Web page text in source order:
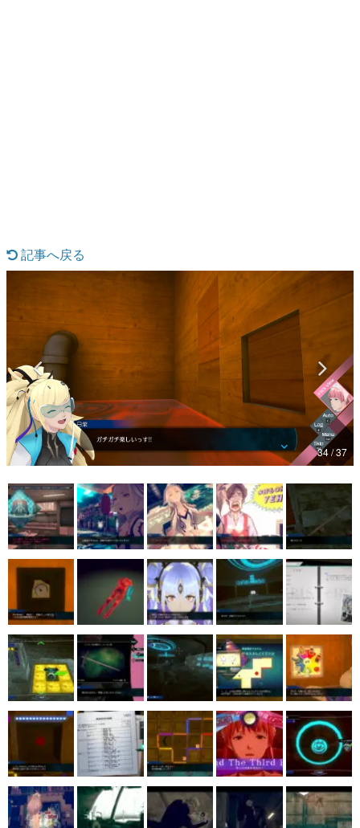
マンガ
アプリレビュー
その他
電ファミニコゲーマーとは？
運営：株式会社マレ
記事へ戻る
34 / 37